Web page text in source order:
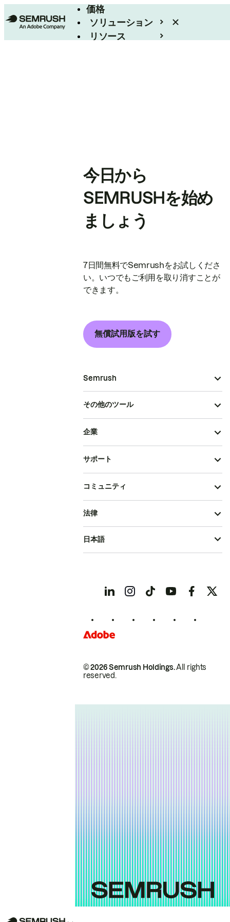
価格
ソリューション
リソース
今日から
SEMRUSHを始め
ましょう
7日間無料でSemrushをお試しくださ
い。いつでもご利用を取り消すことが
できます。
無償試用版を試す
Semrush
その他のツール
企業
サポート
コミュニティ
© 2026 Semrush Holdings.All rights
reserved.
法律
日本語